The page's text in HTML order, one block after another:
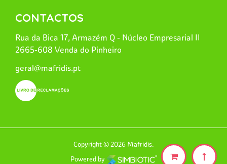
CONTACTOS
Rua da Bica 17, Armazém Q - Núcleo Empresarial II
2665-608 Venda do Pinheiro
geral@mafridis.pt
Copyright © 2026 Mafridis.
Powered by